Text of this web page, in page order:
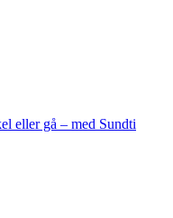
eller gå – med Sundti